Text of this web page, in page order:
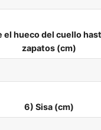
el hueco del cuello
zapatos (cm)
6) Sisa (cm)